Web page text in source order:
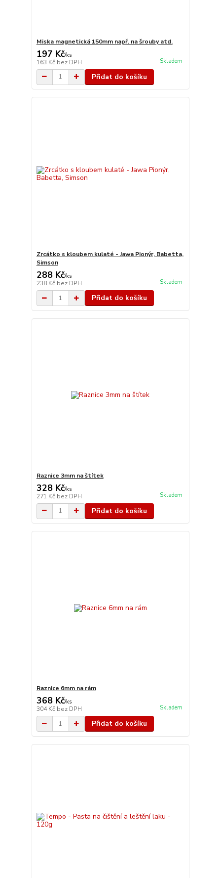
Miska magnetická 150mm např. na šrouby atd.
197 Kč/ks
163 Kč bez DPH Skladem
Přidat do košíku
Zrcátko s kloubem kulaté - Jawa Pionýr, Babetta,
Simson
288 Kč/ks
238 Kč bez DPH Skladem
Přidat do košíku
Raznice 3mm na štítek
328 Kč/ks
271 Kč bez DPH Skladem
Přidat do košíku
Raznice 6mm na rám
368 Kč/ks
304 Kč bez DPH Skladem
Přidat do košíku